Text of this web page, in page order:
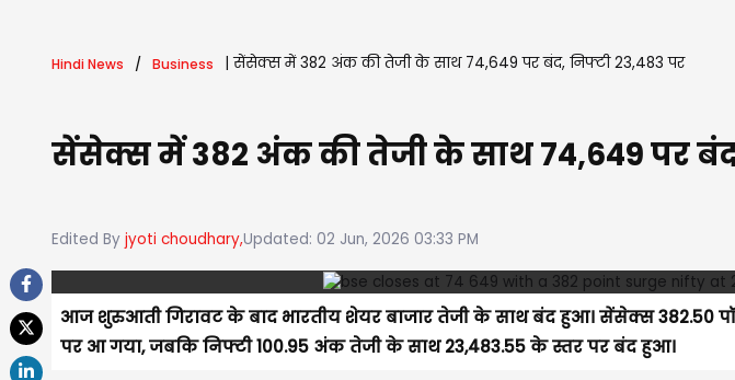
Hindi News Business |सेंसेक्स में 382 अंक की तेजी के साथ 74,649 पर बंद, निफ्टी 23,483 पर
सेंसेक्स में 382 अंक की तेजी के साथ 74,649 पर
Edited By jyoti choudhary,Updated: 02 Jun, 2026 03:33 PM
आज शुरुआती गिरावट के बाद भारतीय शेयर बाजार तेजी के साथ बंद हुआ। सेंसेक्स 382.50
पर आ गया, जबकि निफ्टी 100.95 अंक तेजी के साथ 23,483.55 के स्तर पर बंद हुआ।